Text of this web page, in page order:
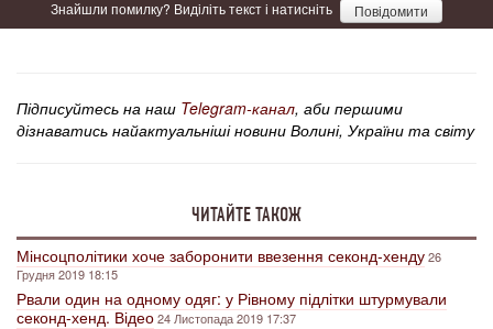
Знайшли помилку? Виділіть текст і натисніть Повідомити
Підписуйтесь на наш Telegram-канал, аби першими
дізнаватись найактуальніші новини Волині, України та світу
ЧИТАЙТЕ ТАКОЖ
Мінсоцполітики хоче заборонити ввезення секонд-хенду26
Грудня 2019 18:15
Рвали один на одному одяг: у Рівному підлітки штурмували
секонд-хенд. Відео24 Листопада 2019 17:37